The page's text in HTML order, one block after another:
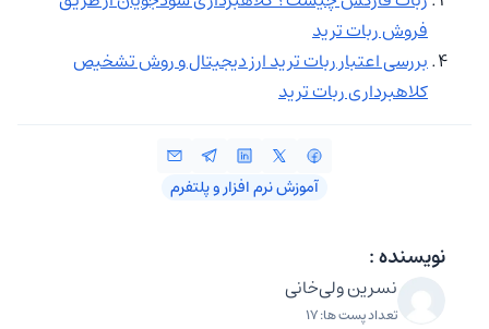
فروش ربات ترید
بررسی اعتبار ربات ترید ارز دیجیتال و روش تشخیص
کلاهبرداری ربات ترید
آموزش نرم‌ افزار و پلتفرم
نویسنده :
نسرین ولی‌خانی
تعداد پست ها: 17